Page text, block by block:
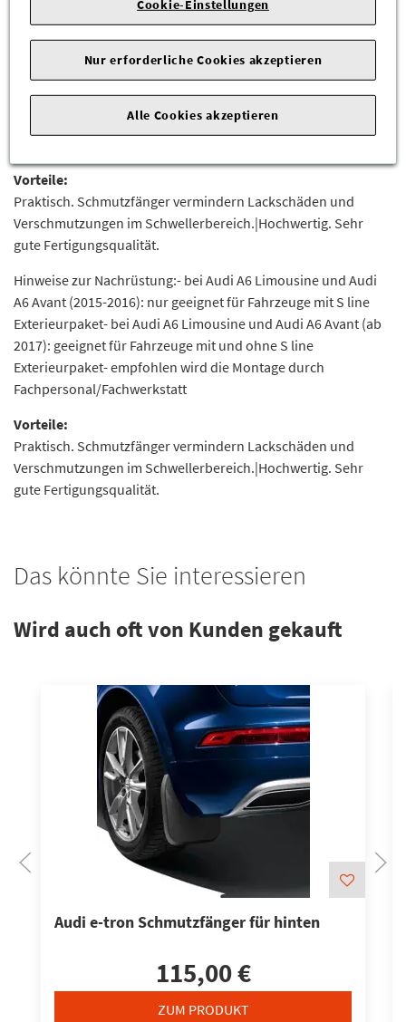
Zusätzlicher Schutz für den Unterboden und die Stoßfänger
Ihres Audi.
Strapazierfähige und langlebige Schmutzfänger für vorne zum
Schutz vor Verschmutzung und gefährlichem Steinschlag
sowie Minimierung von Spritzwasserstreuung.Lieferumfang: 1
Vorteile:
Praktisch. Schmutzfänger vermindern Lackschäden und
Verschmutzungen im Schwellerbereich.|Hochwertig. Sehr
gute Fertigungsqualität.
Hinweise zur Nachrüstung:- bei Audi A6 Limousine und Audi
A6 Avant (2015-2016): nur geeignet für Fahrzeuge mit S line
Exterieurpaket- bei Audi A6 Limousine und Audi A6 Avant (ab
2017): geeignet für Fahrzeuge mit und ohne S line
Exterieurpaket- empfohlen wird die Montage durch
Fachpersonal/Fachwerkstatt
Vorteile:
Praktisch. Schmutzfänger vermindern Lackschäden und
Verschmutzungen im Schwellerbereich.|Hochwertig. Sehr
gute Fertigungsqualität.
Das könnte Sie interessieren
Wird auch oft von Kunden gekauft
Audi e-tron Schmutzfänger für hinten
115,00 €
ZUM PRODUKT
Cookie-Einstellungen
Nur erforderliche Cookies akzeptieren
Alle Cookies akzeptieren